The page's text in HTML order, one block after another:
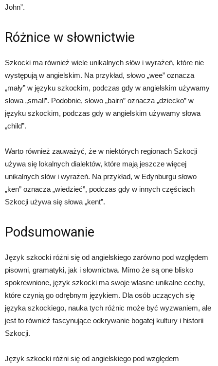
John”.
Różnice w słownictwie
Szkocki ma również wiele unikalnych słów i wyrażeń, które nie
występują w angielskim. Na przykład, słowo „wee” oznacza
„mały” w języku szkockim, podczas gdy w angielskim używamy
słowa „small”. Podobnie, słowo „bairn” oznacza „dziecko” w
języku szkockim, podczas gdy w angielskim używamy słowa
„child”.
Warto również zauważyć, że w niektórych regionach Szkocji
używa się lokalnych dialektów, które mają jeszcze więcej
unikalnych słów i wyrażeń. Na przykład, w Edynburgu słowo
„ken” oznacza „wiedzieć”, podczas gdy w innych częściach
Szkocji używa się słowa „kent”.
Podsumowanie
Język szkocki różni się od angielskiego zarówno pod względem
pisowni, gramatyki, jak i słownictwa. Mimo że są one blisko
spokrewnione, język szkocki ma swoje własne unikalne cechy,
które czynią go odrębnym językiem. Dla osób uczących się
języka szkockiego, nauka tych różnic może być wyzwaniem, ale
jest to również fascynujące odkrywanie bogatej kultury i historii
Szkocji.
Język szkocki różni się od angielskiego pod względem